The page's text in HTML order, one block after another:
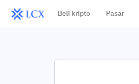
Beli kripto Pasar